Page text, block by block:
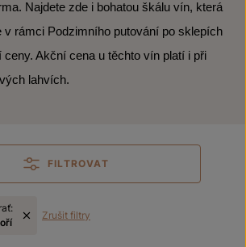
Najdete zde i bohatou škálu vín, která
v rámci Podzimního putování po sklepích
Akční cena u těchto vín platí i při
lahvích.
FILTROVAT
Zrušit filtry